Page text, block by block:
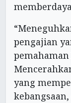
pengajian
yang